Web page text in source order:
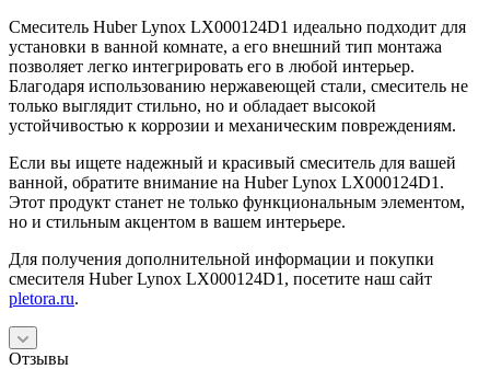
Смеситель Huber Lynox LX000124D1 идеально подходит для
установки в ванной комнате, а его внешний тип монтажа
позволяет легко интегрировать его в любой интерьер.
Благодаря использованию нержавеющей стали, смеситель не
только выглядит стильно, но и обладает высокой
устойчивостью к коррозии и механическим повреждениям.
Если вы ищете надежный и красивый смеситель для вашей
ванной, обратите внимание на Huber Lynox LX000124D1.
Этот продукт станет не только функциональным элементом,
но и стильным акцентом в вашем интерьере.
Для получения дополнительной информации и покупки
смесителя Huber Lynox LX000124D1, посетите наш сайт
pletora.ru.
Отзывы